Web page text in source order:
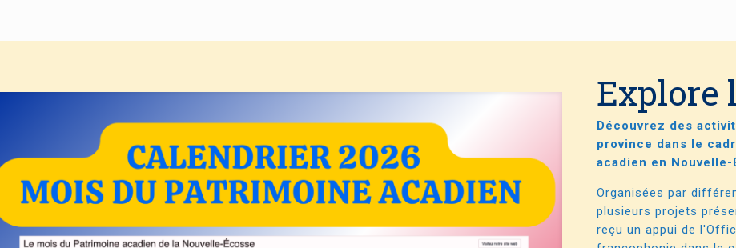
Explore
Découvrez des
province dans le
acadien en Nouvelle-
Organisées par
plusieurs projets
reçu un appui de